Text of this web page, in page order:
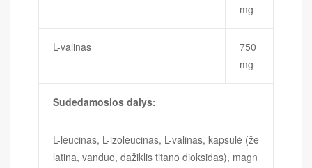
mg
L-valinas
750
mg
Sudedamosios dalys:
L-leucinas, L-izoleucinas, L-valinas, kapsulė (že
latina, vanduo, dažiklis titano dioksidas), magn